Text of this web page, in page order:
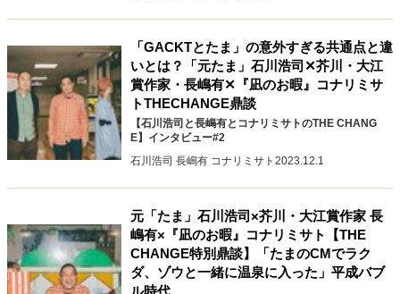
「GACKTとたま」の意外すぎる共通点と違
いとは？「元たま」石川浩司✕芥川・大江
賞作家・長嶋有✕『凪のお暇』コナリミサ
トTHECHANGE鼎談
【石川浩司と長嶋有とコナリミサトのTHE CHANG
E】インタビュー#2
石川浩司 長嶋有 コナリミサト 2023.12.1
元「たま」石川浩司×芥川・大江賞作家 長
嶋有×『凪のお暇』コナリミサト【THE
CHANGE特別鼎談】「たまのCMでラク
ダ、ゾウと一緒に温泉に入った」平成バブ
ル時代